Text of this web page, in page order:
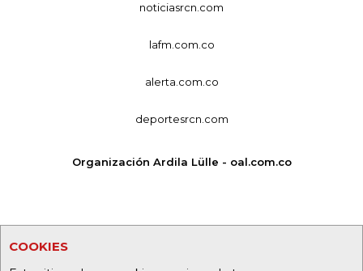
COOKIES
noticiasrcn.com
lafm.com.co
alerta.com.co
deportesrcn.com
Organización Ardila Lülle - oal.com.co